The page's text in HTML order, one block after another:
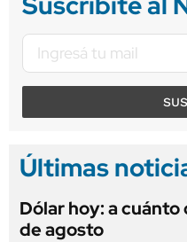
Últimas
Dólar hoy: a
de agosto